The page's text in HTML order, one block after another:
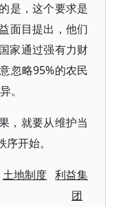
是，这个要求是
面目提出，他们
家通过强有力财
忽略95%的农民
。
，就要从维护当
开始。
土地制度 利益集
团